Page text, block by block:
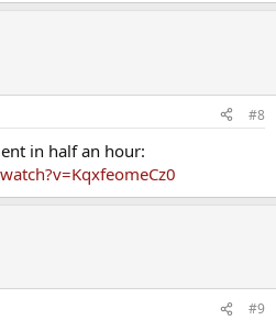
#8
in half an hour:
#9